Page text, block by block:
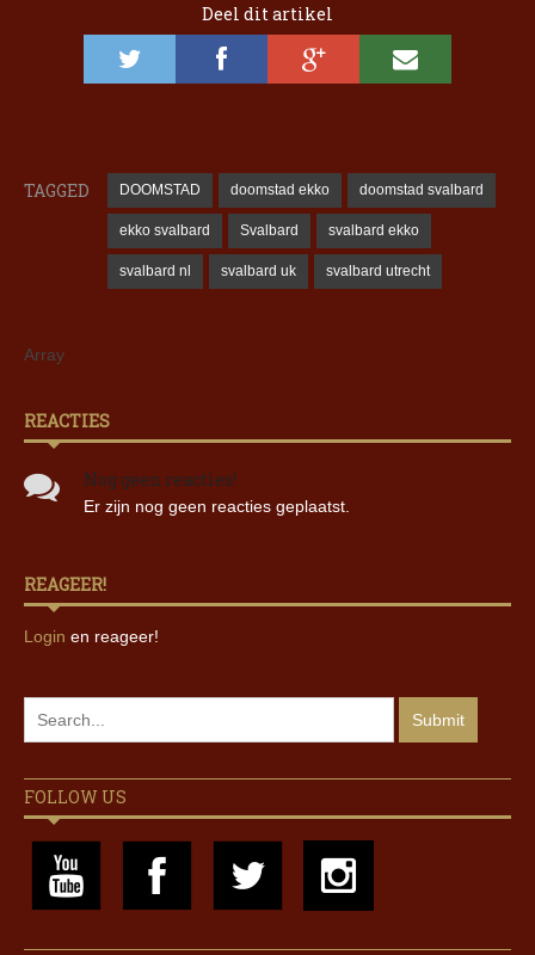
Deel dit artikel
TAGGED DOOMSTAD doomstad ekko doomstad svalbard
ekko svalbard Svalbard svalbard ekko
svalbard nl svalbard uk svalbard utrecht
Array
REACTIES
Nog geen reacties!
Er zijn nog geen reacties geplaatst.
REAGEER!
Login en reageer!
FOLLOW US